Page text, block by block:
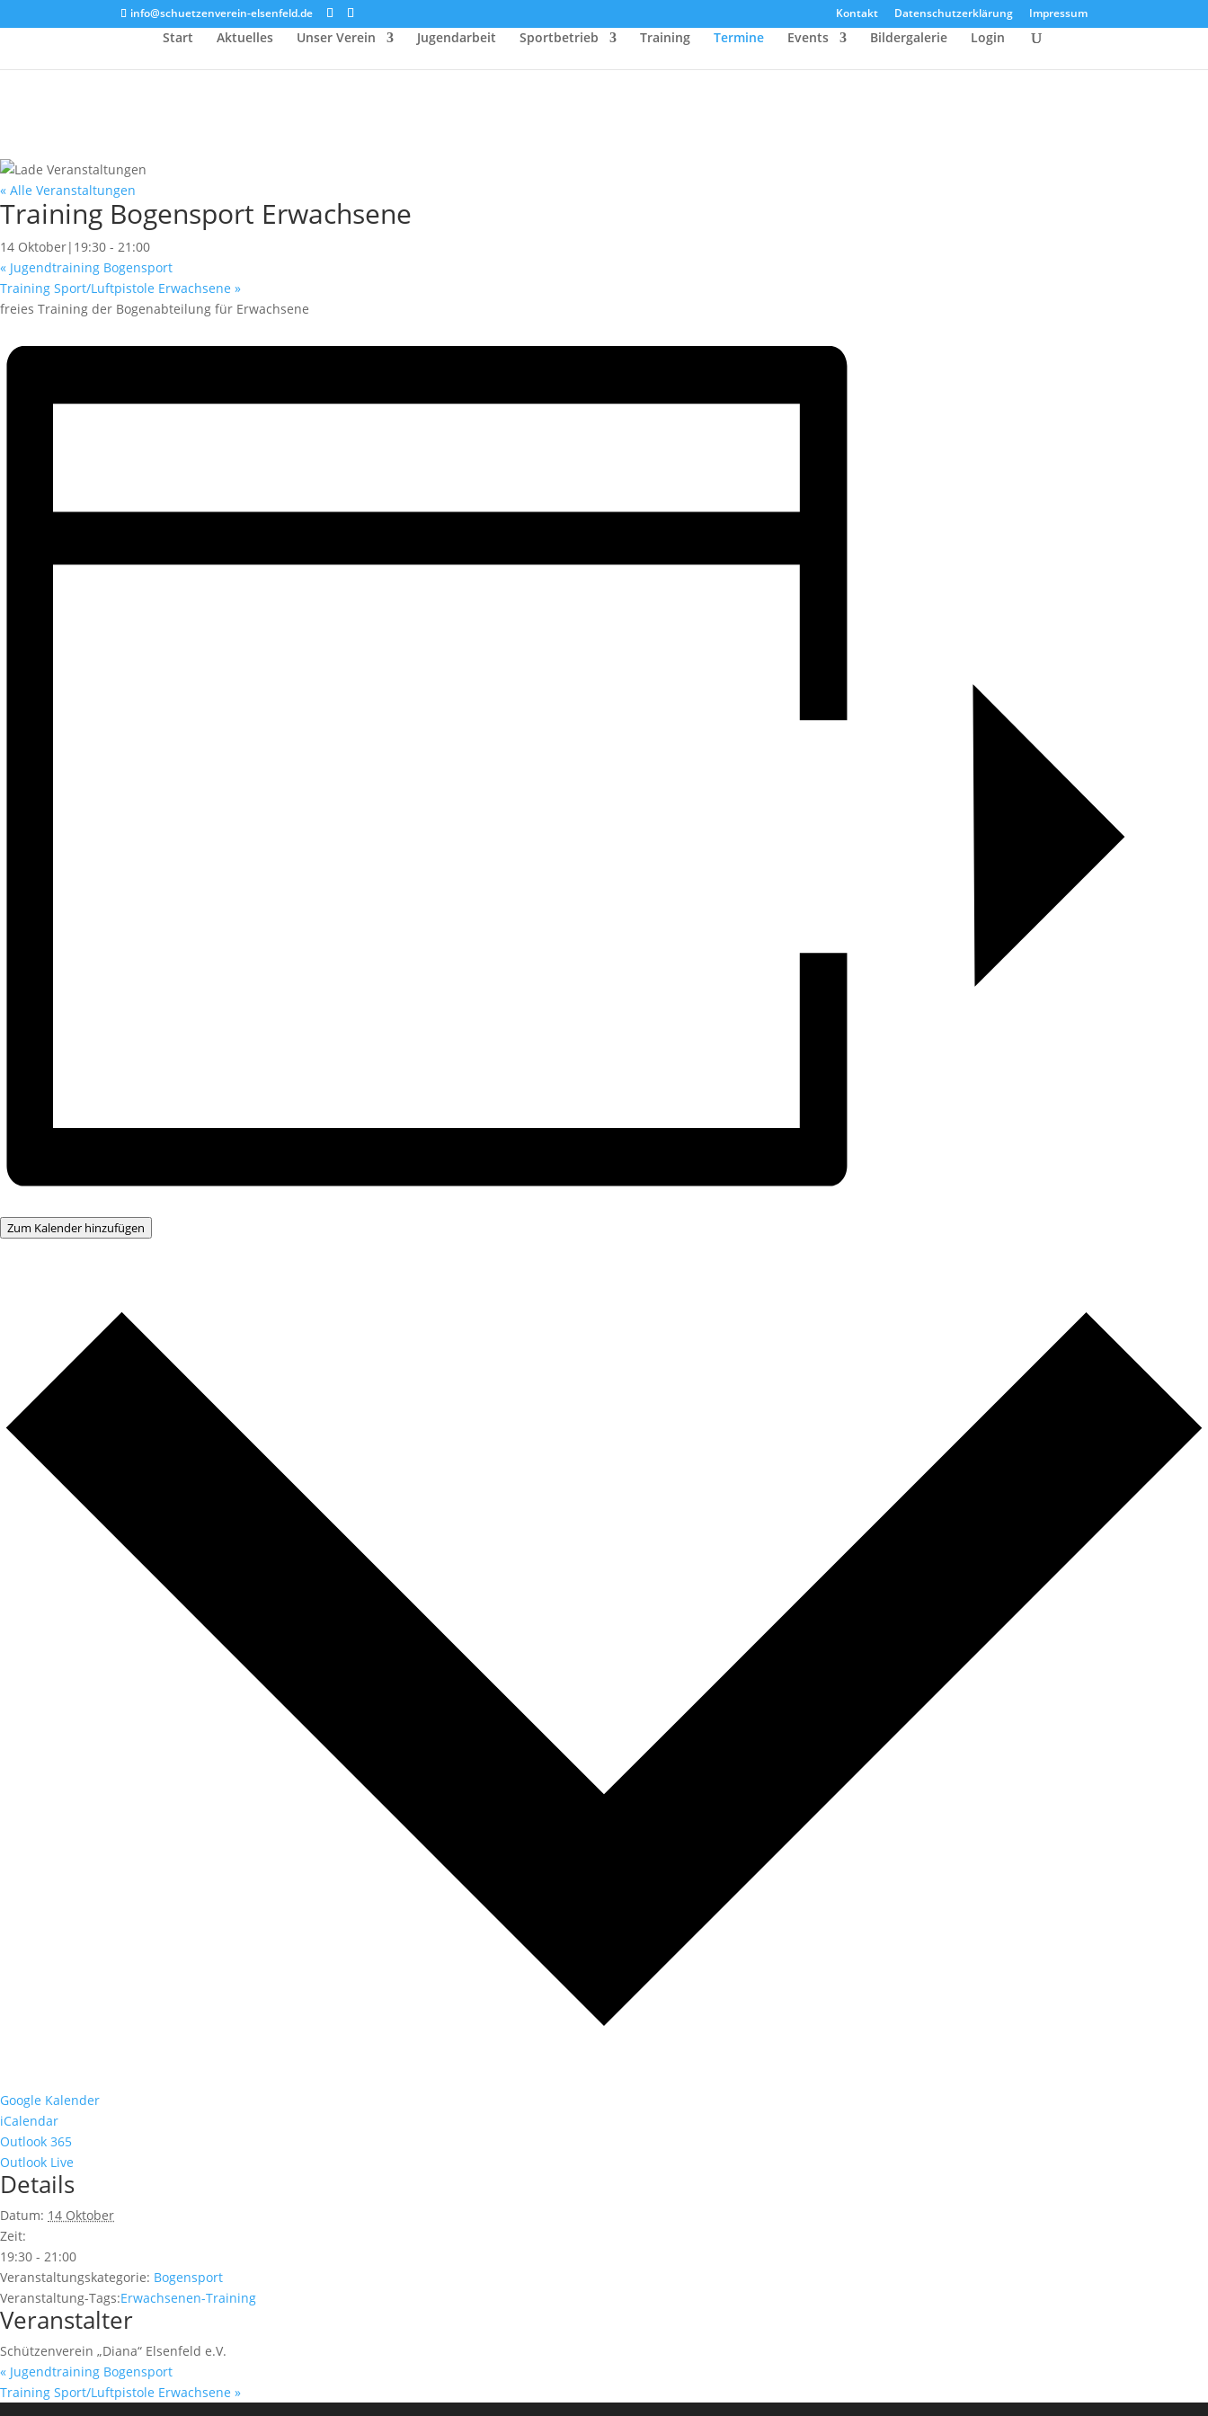
info@schuetzenverein-elsenfeld.de Kontakt Datenschutzerklärung Impressum
Start Aktuelles Unser Verein Jugendarbeit Sportbetrieb Training Termine Events Bildergalerie Login
« Alle Veranstaltungen
Training Bogensport Erwachsene
14 Oktober|19:30 - 21:00
« Jugendtraining Bogensport
Training Sport/Luftpistole Erwachsene »
freies Training der Bogenabteilung für Erwachsene
Zum Kalender hinzufügen
Google Kalender
iCalendar
Outlook 365
Outlook Live
Details
Datum: 14 Oktober
Zeit:
19:30 - 21:00
Veranstaltungskategorie: Bogensport
Veranstaltung-Tags:Erwachsenen-Training
Veranstalter
Schützenverein „Diana“ Elsenfeld e.V.
« Jugendtraining Bogensport
Training Sport/Luftpistole Erwachsene »